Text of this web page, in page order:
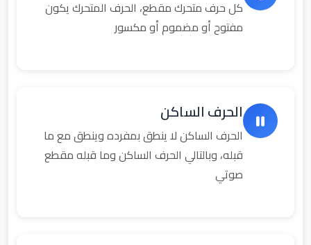
كل حرف متحرك مقطع، الحرف المتحرك يكون
مفتوح أو مضموم أو مكسور
الحرف الساكن
الحرف الساكن لا ينطق بمفرده وينطق مع ما
قبله، وبالتالي الحرف الساكن وما قبله مقطع
صوتي